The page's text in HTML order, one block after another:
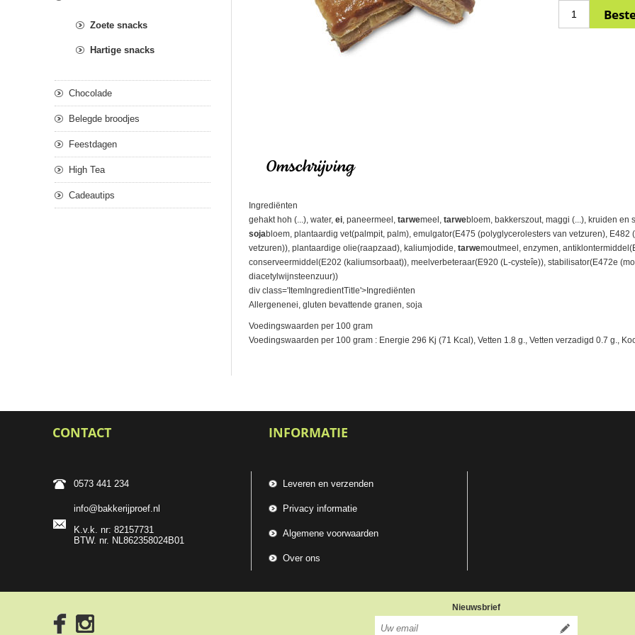
Omschrijving
Ingrediënten
gehakt hoh (...), water, ei , paneermeel, tarwemeel, tarwebloem, bakkerszout, maggi (...), kruiden en
sojabloem, plantaardig vet(palmpit, palm), emulgator(E475 (polyglycerolesters van vetzuren),
vetzuren)), plantaardige olie(raapzaad), kaliumjodide, tarwemoutmeel, enzymen,
conserveermiddel(E202 (kaliumsorbaat)), meelverbeteraar(E920 (L-cysteîe)), stabilisator(E472e
diacetylwijnsteenzuur))
div class='ItemIngredientTitle'>Ingrediënten
Allergenenei, gluten bevattende granen, soja
Voedingswaarden per 100 gram
Voedingswaarden per 100 gram : Energie 296 Kj (71 Kcal), Vetten 1.8 g., Vetten verzadigd 0.7 g.,
Zoete snacks
Hartige snacks
Chocolade
Belegde broodjes
Feestdagen
High Tea
Cadeautips
CONTACT
0573 441 234
info@bakkerijproef.nl
K.v.k. nr: 82157731
BTW. nr. NL862358024B01
INFORMATIE
Leveren en verzenden
Privacy informatie
Algemene voorwaarden
Over ons
Nieuwsbrief